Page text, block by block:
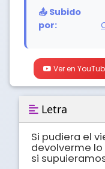
📤 Subido
por:
Ver en
Letra
Si pudiera el
devolverme lo
si